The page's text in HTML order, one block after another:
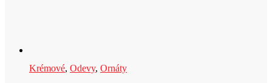
Krémové, Odevy, Ornáty